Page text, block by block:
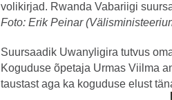
volikirjad. Rwanda Vabariigi
Foto: Erik Peinar
Suursaadik Uwanyligira tutvus
Koguduse õpetaja Urmas Viilma
taustast aga ka koguduse elust